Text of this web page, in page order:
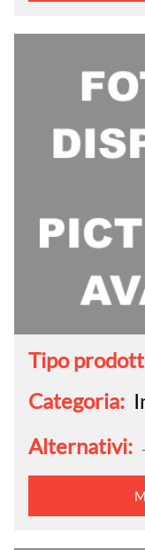
Tipo
Categoria:
Alternativi: -